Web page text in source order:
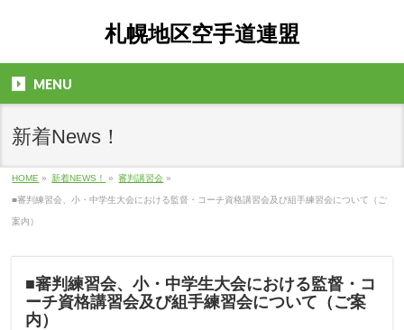
札幌地区空手道連盟
MENU
新着News！
HOME » 新着NEWS！ » 審判講習会 »
■審判練習会、小・中学生大会における監督・コーチ資格講習会及び組手練習会について（ご
案内）
■審判練習会、小・中学生大会における監督・コ
ーチ資格講習会及び組手練習会について（ご案
内）